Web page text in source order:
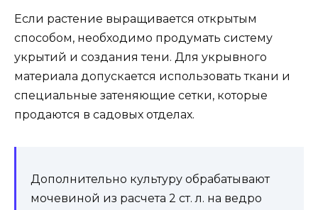
Если растение выращивается открытым
способом, необходимо продумать систему
укрытий и создания тени. Для укрывного
материала допускается использовать ткани и
специальные затеняющие сетки, которые
продаются в садовых отделах.
Дополнительно культуру обрабатывают
мочевиной из расчета 2 ст. л. на ведро